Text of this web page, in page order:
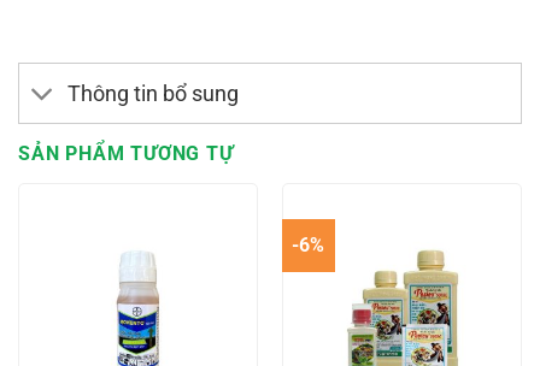
Thông tin bổ sung
SẢN PHẨM TƯƠNG TỰ
-6%